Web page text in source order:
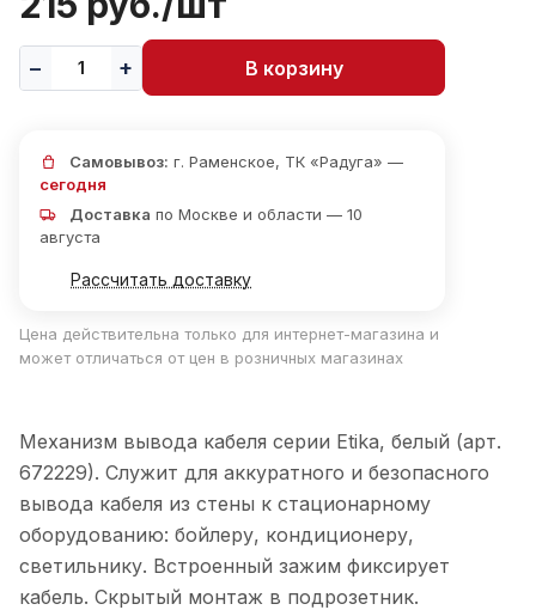
В корзину
Самовывоз: г. Раменское, ТК «Радуга» —
сегодня
Доставка по Москве и области — 10
августа
Рассчитать доставку
Цена действительна только для интернет-магазина и
может отличаться от цен в розничных магазинах
Механизм вывода кабеля серии Etika, белый (арт.
672229). Служит для аккуратного и безопасного
вывода кабеля из стены к стационарному
оборудованию: бойлеру, кондиционеру,
светильнику. Встроенный зажим фиксирует
кабель. Скрытый монтаж в подрозетник.